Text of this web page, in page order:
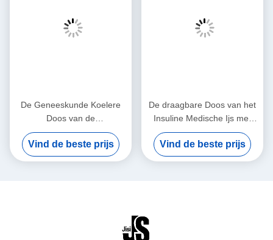
De Geneeskunde Koelere
Doos van de
temperatuurcontrole voor
Medische Vervoer van het
Vaccinsbloed
Vind de beste prijs
De draagbare Doos van het
Insuline Medische Ijs met
Klantgerichte Temperaturen
Gemakkelijk schoon te
maken
Vind de beste prijs